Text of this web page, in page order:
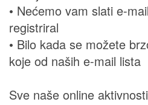
• Nećemo vam slati e-
registriral
• Bilo kada se možete
koje od naših e-mail lista
Sve naše online